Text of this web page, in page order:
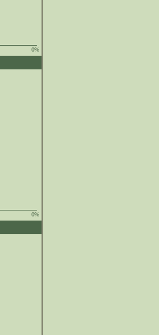
0%
0%